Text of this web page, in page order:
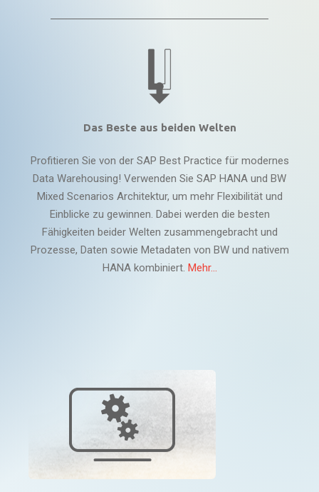
Das Beste aus beiden Welten
Profitieren Sie von der SAP Best Practice für modernes
Data Warehousing! Verwenden Sie SAP HANA und BW
Mixed Scenarios Architektur, um mehr Flexibilität und
Einblicke zu gewinnen. Dabei werden die besten
Fähigkeiten beider Welten zusammengebracht und
Prozesse, Daten sowie Metadaten von BW und nativem
HANA kombiniert. Mehr...